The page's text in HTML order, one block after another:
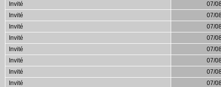
Invité
07/
Invité
07/
Invité
07/
Invité
07/
Invité
07/
Invité
07/
Invité
07/
Invité
07/